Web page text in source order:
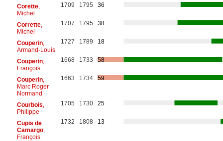
Corette,
Michel
1709 1795 36
Corrette,
Michel
1707 1795 38
Couperin,
Armand-Louis
1727 1789 18
Couperin,
François
1668 1733 58
Couperin,
Marc Roger
Normand
1663 1734 59
Courbois
Philippe
1705 1730 25
Cupis de
Camargo,
François
1732 1808 13